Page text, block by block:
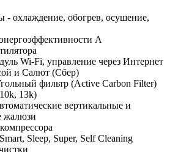
- охлаждение, обогрев, осушение,
А
Wi-Fi, управление через Интернет
и Салют (Сбер)
фильтр (Active Carbon Filter)
13k)
вертикальные и
жалюзи
Sleep, Super, Self Cleaning